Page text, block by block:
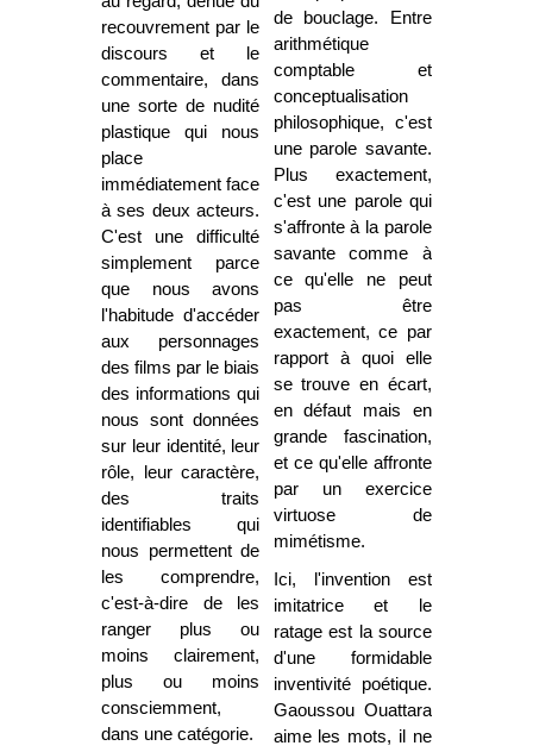
recouvrement par le
discours et le
commentaire, dans
une sorte de nudité
plastique qui nous
place
immédiatement face
à ses deux acteurs.
C'est une difficulté
simplement parce
que nous avons
l'habitude d'accéder
aux personnages
des films par le biais
des informations qui
nous sont données
sur leur identité, leur
rôle, leur caractère,
des traits
identifiables qui
nous permettent de
les comprendre,
c'est-à-dire de les
ranger plus ou
moins clairement,
plus ou moins
consciemment,
dans une catégorie.
de bouclage. Entre
arithmétique
comptable et
conceptualisation
philosophique, c'est
une parole savante.
Plus exactement,
c'est une parole qui
s'affronte à la parole
savante comme à
ce qu'elle ne peut
pas être
exactement, ce par
rapport à quoi elle
se trouve en écart,
en défaut mais en
grande fascination,
et ce qu'elle affronte
par un exercice
virtuose de
mimétisme.
Ici, l'invention est
imitatrice et le
ratage est la source
d'une formidable
inventivité poétique.
Gaoussou Ouattara
aime les mots, il ne